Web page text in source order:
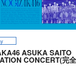
ASUKA SAITO
CONCERT(完